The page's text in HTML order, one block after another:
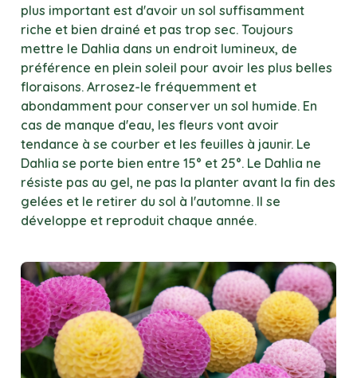
plus important est d'avoir un sol suffisamment
riche et bien drainé et pas trop sec. Toujours
mettre le Dahlia dans un endroit lumineux, de
préférence en plein soleil pour avoir les plus belles
floraisons. Arrosez-le fréquemment et
abondamment pour conserver un sol humide. En
cas de manque d'eau, les fleurs vont avoir
tendance à se courber et les feuilles à jaunir. Le
Dahlia se porte bien entre 15° et 25°. Le Dahlia ne
résiste pas au gel, ne pas la planter avant la fin des
gelées et le retirer du sol à l'automne. Il se
développe et reproduit chaque année.